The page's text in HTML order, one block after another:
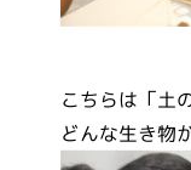
こちらは「土
どんな生き物